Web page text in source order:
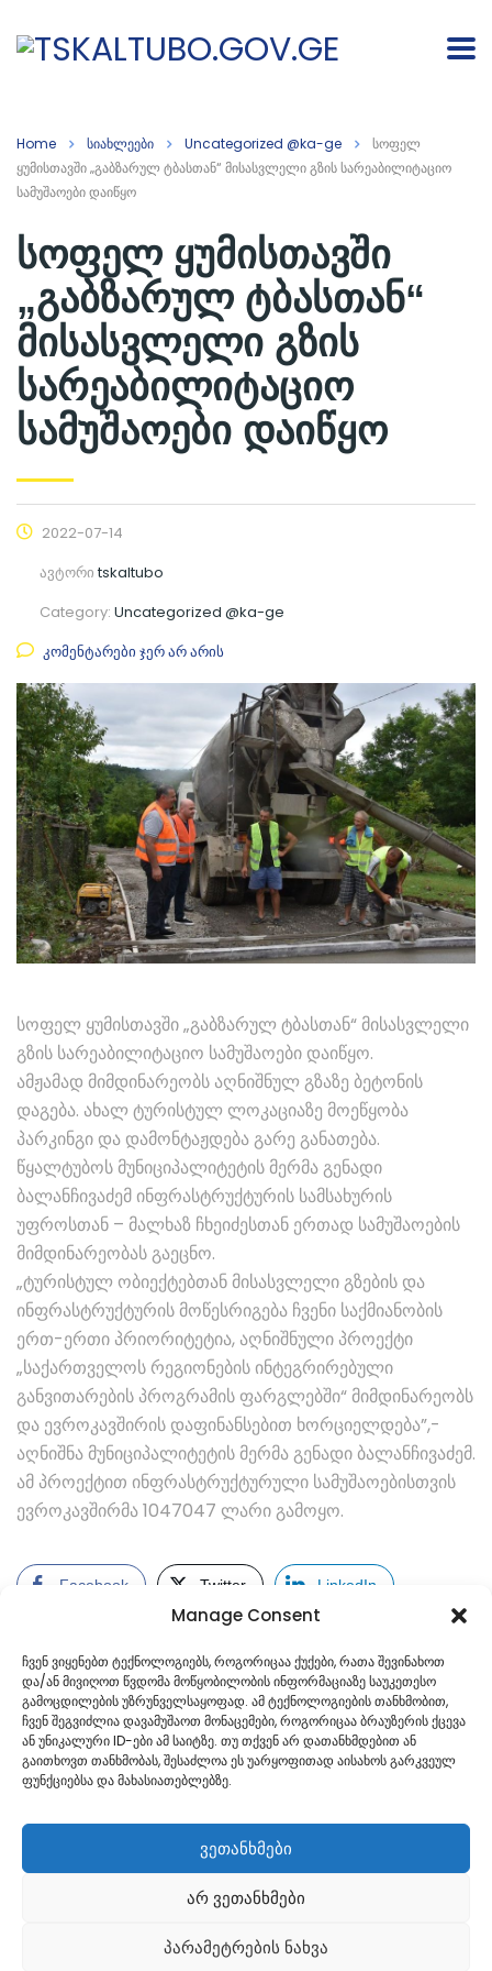
Manage Consent
ჩვენ ვიყენებთ ტექნოლოგიებს, როგორიცაა ქუქები, რათა შევინახოთ
და/ან მივიღოთ წვდომა მოწყობილობის ინფორმაციაზე საუკეთესო
გამოცდილების უზრუნველსაყოფად. ამ ტექნოლოგიების თანხმობით,
ჩვენ შეგვიძლია დავამუშაოთ მონაცემები, როგორიცაა ბრაუზერის ქცევა
ან უნიკალური ID-ები ამ საიტზე. თუ თქვენ არ დათანხმდებით ან
გაითხოვთ თანხმობას, შესაძლოა ეს უარყოფითად აისახოს გარკვეულ
ფუნქციებსა და მახასიათებლებზე.
ვეთანხმები
არ ვეთანხმები
პარამეტრების ნახვა
Home სიახლეები Uncategorized @ka-ge
სოფელ
ყუმისთავში „გაბზარულ ტბასთან“ მისასვლელი გზის სარეაბილიტაციო
სამუშაოები დაიწყო
სოფელ ყუმისთავში
„გაბზარულ ტბასთან“
მისასვლელი გზის
სარეაბილიტაციო
სამუშაოები დაიწყო
2022-07-14
ავტორიtskaltubo
Category: Uncategorized @ka-ge
კომენტარები ჯერ არ არის
სოფელ ყუმისთავში „გაბზარულ ტბასთან“ მისასვლელი
გზის სარეაბილიტაციო სამუშაოები დაიწყო.
ამჟამად მიმდინარეობს აღნიშნულ გზაზე ბეტონის
დაგება. ახალ ტურისტულ ლოკაციაზე მოეწყობა
პარკინგი და დამონტაჟდება გარე განათება.
წყალტუბოს მუნიციპალიტეტის მერმა გენადი
ბალანჩივაძემ ინფრასტრუქტურის სამსახურის
უფროსთან – მალხაზ ჩხეიძესთან ერთად სამუშაოების
მიმდინარეობას გაეცნო.
„ტურისტულ ობიექტებთან მისასვლელი გზების და
ინფრასტრუქტურის მოწესრიგება ჩვენი საქმიანობის
ერთ-ერთი პრიორიტეტია, აღნიშნული პროექტი
„საქართველოს რეგიონების ინტეგრირებული
განვითარების პროგრამის ფარგლებში“ მიმდინარეობს
და ევროკავშირის დაფინანსებით ხორციელდება”,-
აღნიშნა მუნიციპალიტეტის მერმა გენადი ბალანჩივაძემ.
ამ პროექტით ინფრასტრუქტურული სამუშაოებისთვის
ევროკავშირმა 1047047 ლარი გამოყო.
Facebook Twitter LinkedIn
Georgian